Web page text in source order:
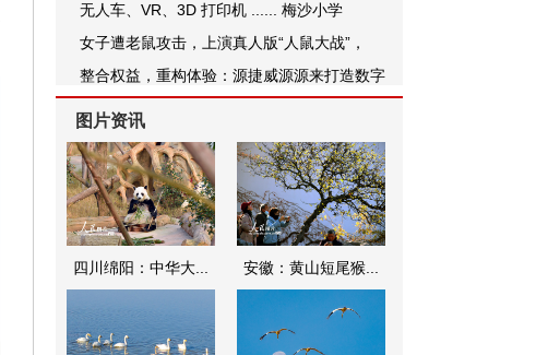
无人车、VR、3D 打印机 ...... 梅沙小学
女子遭老鼠攻击，上演真人版“人鼠大战”，
整合权益，重构体验：源捷威源源来打造数字
图片资讯
四川绵阳：中华大... 安徽：黄山短尾猴...